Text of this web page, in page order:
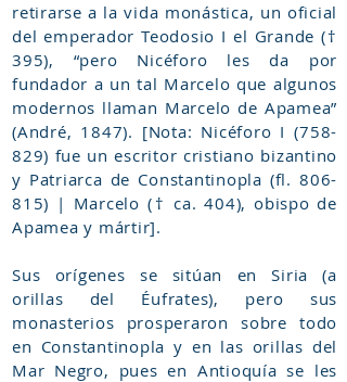
retirarse a la vida monástica, un oficial
del emperador Teodosio I el Grande (†
395), “pero Nicéforo les da por
fundador a un tal Marcelo que algunos
modernos llaman Marcelo de Apamea”
(André, 1847). [Nota: Nicéforo I (758-
829) fue un escritor cristiano bizantino
y Patriarca de Constantinopla (fl. 806-
815) | Marcelo († ca. 404), obispo de
Apamea y mártir].
Sus orígenes se sitúan en Siria (a
orillas del Éufrates), pero sus
monasterios prosperaron sobre todo
en Constantinopla y en las orillas del
Mar Negro, pues en Antioquía se les